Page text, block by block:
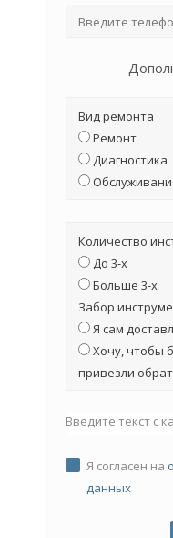
Вид ремонта
Ремонт
Диагностика
Количество
До 3-х
Больше 3-х
Забор
Я сам
Хочу, чтобы
привезли
Введите текст с
Я согласен на
данных